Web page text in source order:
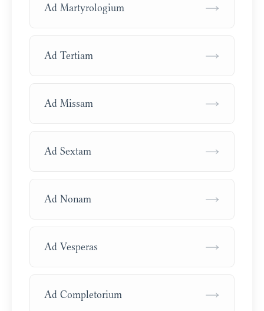
Ad Martyrologium →
Ad Tertiam →
Ad Missam →
Ad Sextam →
Ad Nonam →
Ad Vesperas →
Ad Completorium →